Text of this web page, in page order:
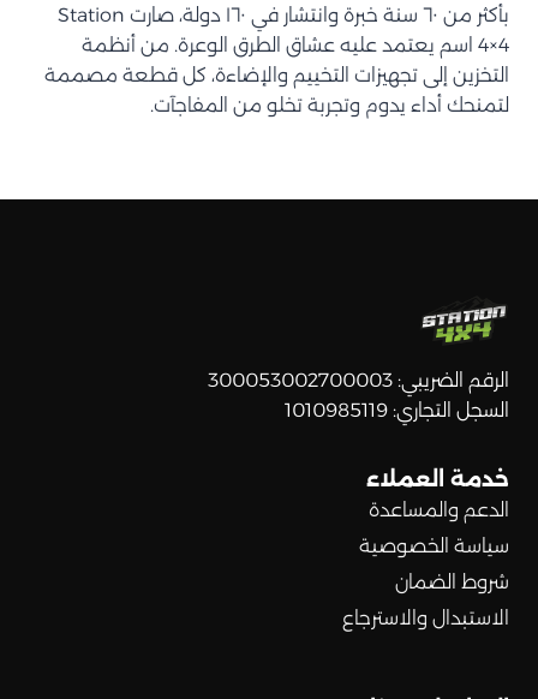
بأكثر من ٦٠ سنة خبرة وانتشار في ١٦٠ دولة، صارت Station
4×4 اسم يعتمد عليه عشاق الطرق الوعرة. من أنظمة
التخزين إلى تجهيزات التخييم والإضاءة، كل قطعة مصممة
لتمنحك أداء يدوم وتجربة تخلو من المفاجآت.
الرقم الضريبي: 300053002700003
السجل التجاري: 1010985119
خدمة العملاء
الدعم والمساعدة
سياسة الخصوصية
شروط الضمان
الاستبدال والاسترجاع